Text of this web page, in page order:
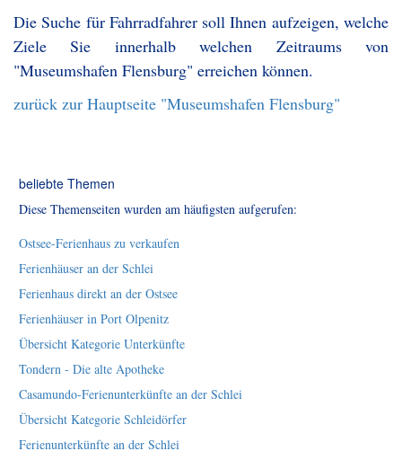
Die Suche für Fahrradfahrer soll Ihnen aufzeigen, welche
Ziele Sie innerhalb welchen Zeitraums von
"Museumshafen Flensburg" erreichen können.
zurück zur Hauptseite "Museumshafen Flensburg"
beliebte Themen
Diese Themenseiten wurden am häufigsten aufgerufen:
Ostsee-Ferienhaus zu verkaufen
Ferienhäuser an der Schlei
Ferienhaus direkt an der Ostsee
Ferienhäuser in Port Olpenitz
Übersicht Kategorie Unterkünfte
Tondern - Die alte Apotheke
Casamundo-Ferienunterkünfte an der Schlei
Übersicht Kategorie Schleidörfer
Ferienunterkünfte an der Schlei